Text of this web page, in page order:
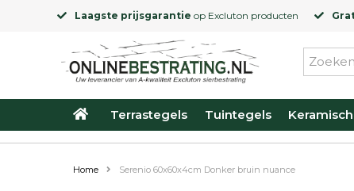
Laagste prijsgarantie op Excluton producten
Terrastegels Tuintegels
Home Serenio 60x60x4cm Donker bruin nuance